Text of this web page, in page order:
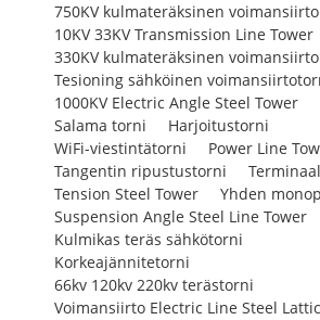
750KV kulmateräksinen
10KV 33KV Transmission Line Tower
330KV kulmateräksinen
Tesioning sähköinen
1000KV Electric Angle Steel Tower
Salama torni
Harjoitustorni
WiFi-viestintätorni
Power Line
Tangentin ripustustorni
Tension Steel Tower
Yhden
Suspension Angle Steel Line Tower
Kulmikas teräs sähkötorni
Korkeajännitetorni
66kv 120kv 220kv terästorni
Voimansiirto Electric Line Steel